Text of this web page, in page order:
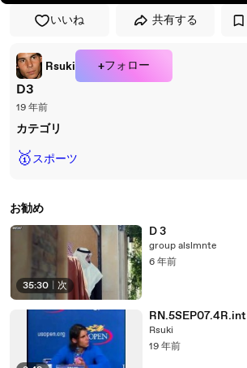
いいね 共有する
Rsuki +フォロー
D3
19 年前
カテゴリ
🥇スポーツ
お勧め
35:30 次
D 3
group alslmnte
6 年前
RN.5SEP07.4R.int
Rsuki
19 年前